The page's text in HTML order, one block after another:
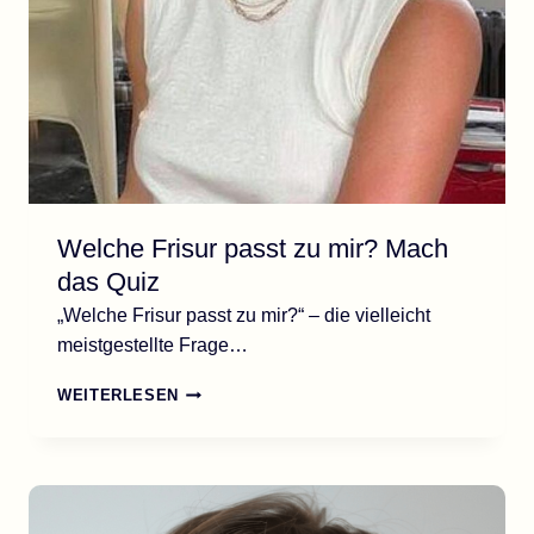
Welche Frisur passt zu mir? Mach
das Quiz
„Welche Frisur passt zu mir?“ – die vielleicht
meistgestellte Frage…
WEITERLESEN WELCHE
MIR?
MACH